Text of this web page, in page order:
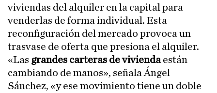
viviendas del alquiler en la capital para
venderlas de forma individual. Esta
reconfiguración del mercado provoca un
trasvase de oferta que presiona el alquiler.
«Las grandes carteras de viviendaestán
cambiando de manos», señala Ángel
Sánchez, «y ese movimiento tiene un doble